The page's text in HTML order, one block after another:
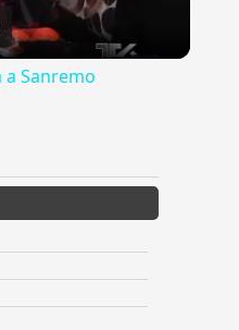
a Sanremo